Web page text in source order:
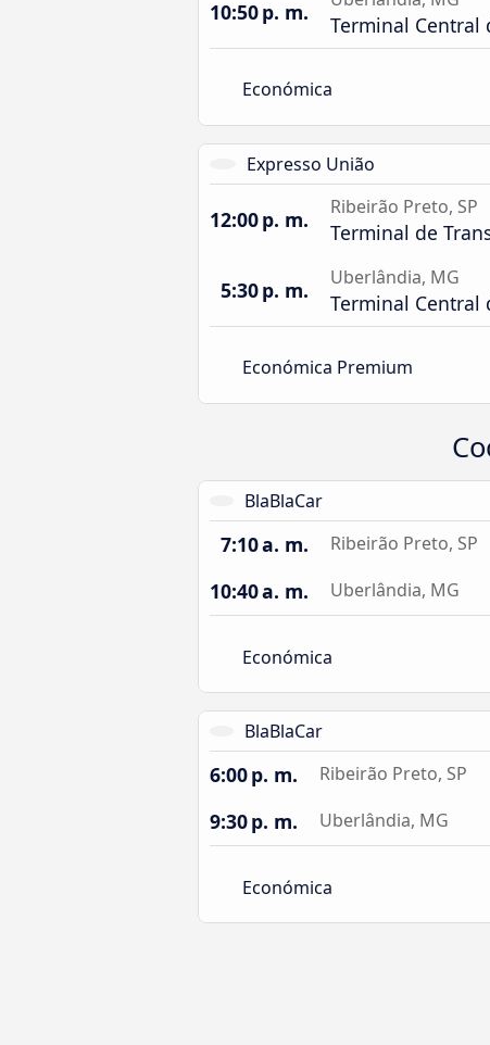
10:50 p. m. Terminal Central
Económica
Expresso União
12:00 p. m. Ribeirão Preto, SP
Terminal de
5:30 p. m. Uberlândia, MG
Terminal Central
Económica Premium
BlaBlaCar
7:10 a. m. Ribeirão Preto, SP
10:40 a. m. Uberlândia, MG
Económica
BlaBlaCar
6:00 p. m. Ribeirão Preto, SP
9:30 p. m. Uberlândia, MG
Económica